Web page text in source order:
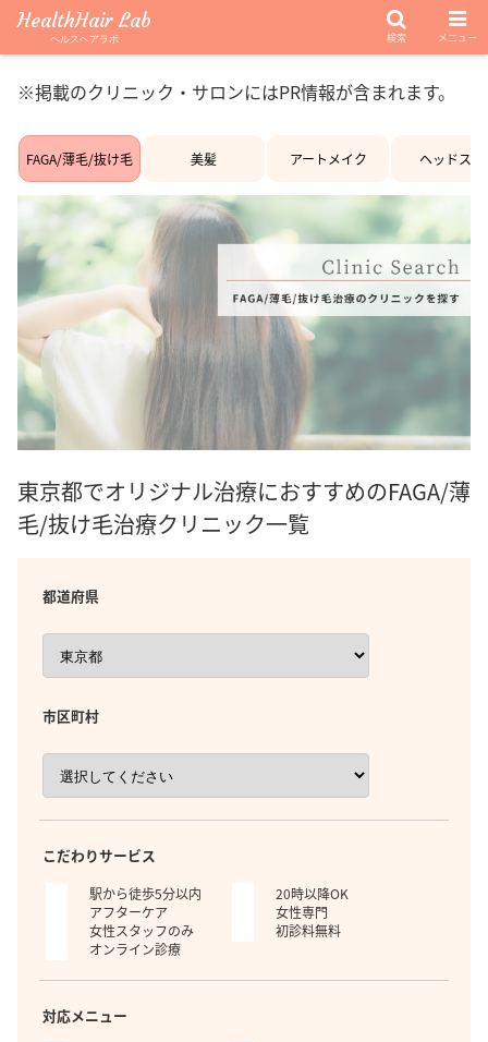
※掲載のクリニック・サロンにはPR情報が含まれます。
FAGA/薄毛/抜け毛 美髪 アートメイク ヘッドスパ
東京都でオリジナル治療におすすめのFAGA/薄
毛/抜け毛治療クリニック一覧
都道府県
市区町村
こだわりサービス
駅から徒歩5分以内
20時以降OK
アフターケア
女性専門
女性スタッフのみ
初診料無料
オンライン診療
対応メニュー
HealthHair Lab
ヘルスヘアラボ 検索 メニュー